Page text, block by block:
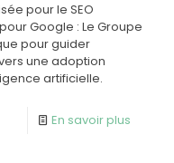
pour le SEO
Google : Le Groupe
pour guider
une adoption
artificielle.
En savoir plus